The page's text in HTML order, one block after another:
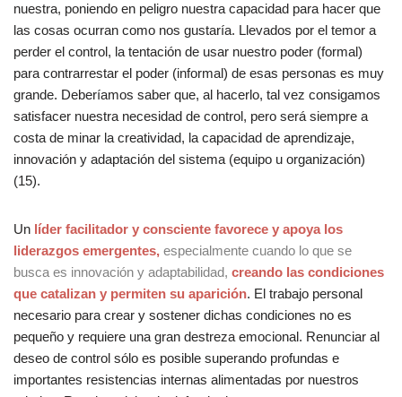
nuestra, poniendo en peligro nuestra capacidad para hacer que
las cosas ocurran como nos gustaría. Llevados por el temor a
perder el control, la tentación de usar nuestro poder (formal)
para contrarrestar el poder (informal) de esas personas es muy
grande. Deberíamos saber que, al hacerlo, tal vez consigamos
satisfacer nuestra necesidad de control, pero será siempre a
costa de minar la creatividad, la capacidad de aprendizaje,
innovación y adaptación del sistema (equipo u organización)
(15).
Un líder facilitador y consciente favorece y apoya los
liderazgos emergentes, especialmente cuando lo que se
busca es innovación y adaptabilidad, creando las condiciones
que catalizan y permiten su aparición. El trabajo personal
necesario para crear y sostener dichas condiciones no es
pequeño y requiere una gran destreza emocional. Renunciar al
deseo de control sólo es posible superando profundas e
importantes resistencias internas alimentadas por nuestros